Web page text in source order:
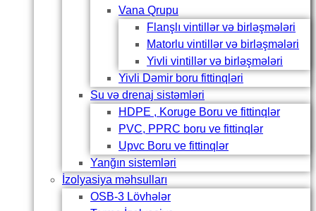
Vana Qrupu
Flanşlı vintillər və birləşmələri
Matorlu vintillər və birləşmələri
Yivli vintillər və birləşmələri
Yivli Dəmir boru fittinqləri
Su və drenaj sistəmləri
HDPE , Koruge Boru ve fittinqlər
PVC, PPRC boru ve fittinqlər
Upvc Boru ve fittinqlər
Yanğın sistemləri
İzolyasiya məhsulları
OSB-3 Lövhələr